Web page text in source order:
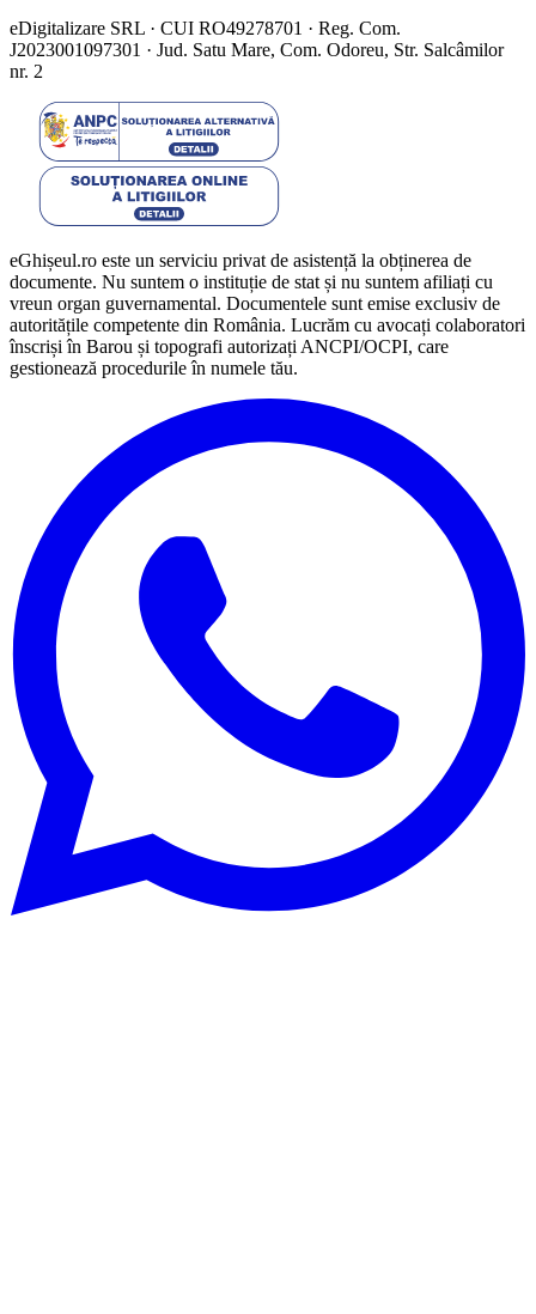
eDigitalizare SRL · CUI RO49278701 · Reg. Com.
J2023001097301 · Jud. Satu Mare, Com. Odoreu, Str. Salcâmilor
nr. 2
eGhișeul.ro este un serviciu privat de asistență la obținerea de
documente. Nu suntem o instituție de stat și nu suntem afiliați cu
vreun organ guvernamental. Documentele sunt emise exclusiv de
autoritățile competente din România. Lucrăm cu avocați colaboratori
înscriși în Barou și topografi autorizați ANCPI/OCPI, care
gestionează procedurile în numele tău.